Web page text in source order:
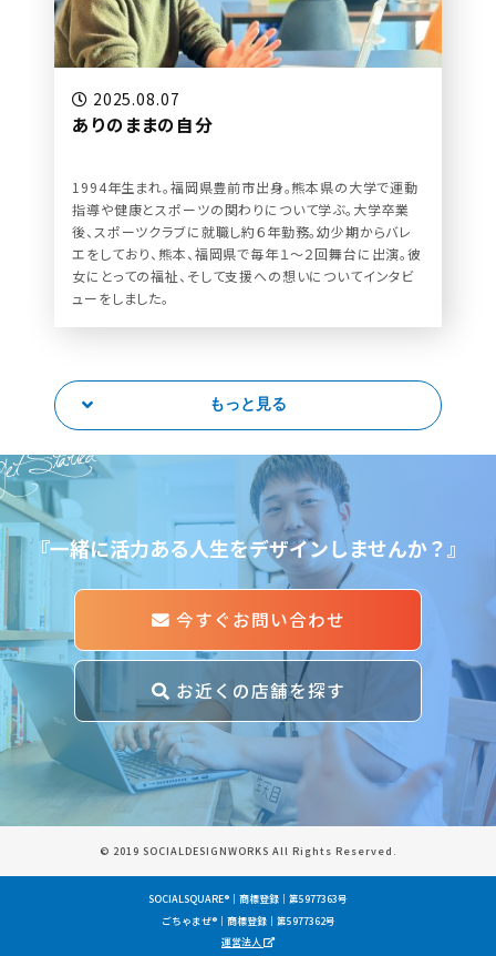
2025.08.07
ありのままの自分
1994年生まれ。福岡県豊前市出身。熊本県の大学で運動
指導や健康とスポーツの関わりについて学ぶ。大学卒業
後、スポーツクラブに就職し約６年勤務。幼少期からバレ
エをしており、熊本、福岡県で毎年１〜２回舞台に出演。彼
女にとっての福祉、そして支援への想いについてインタビ
ューをしました。
もっと見る
Started
『一緒に活力ある人生をデザインしませんか？』
今すぐお問い合わせ
お近くの店舗を探す
© 2019 SOCIALDESIGNWORKS All Rights Reserved.
SOCIALSQUARE®｜商標登録｜第5977363号
ごちゃまぜ®｜商標登録｜第5977362号
運営法人